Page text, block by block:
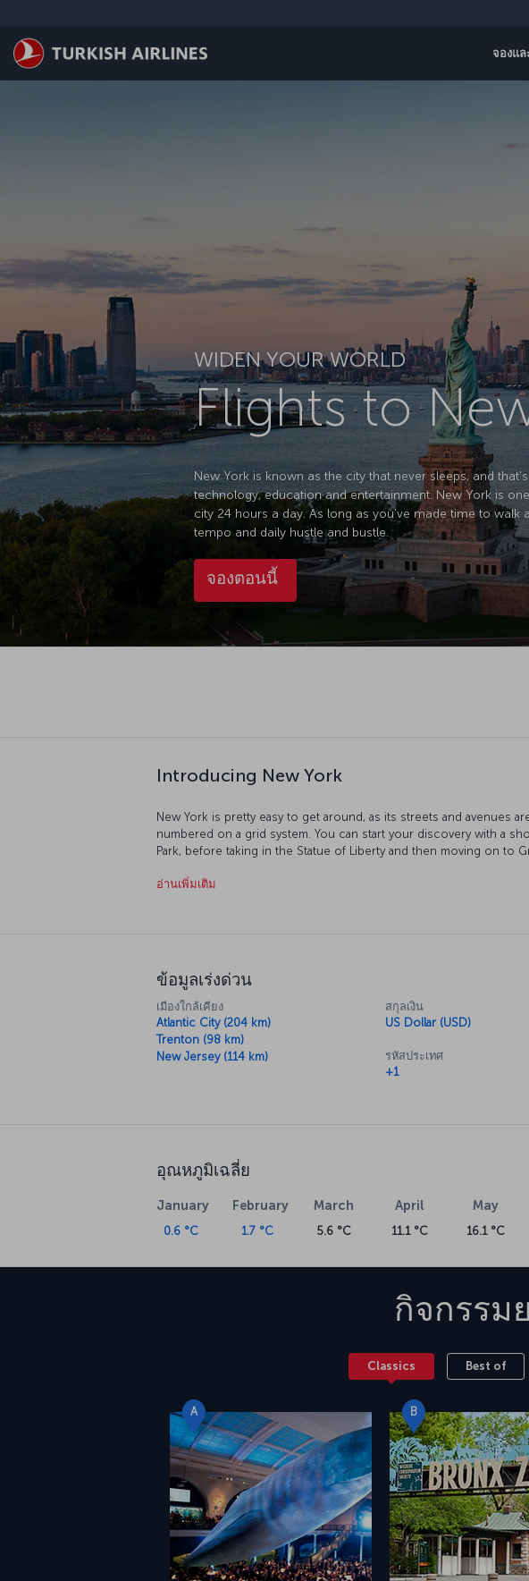
จองแล
WIDEN YOUR WORLD
Flights to
New York is known as the city that never sleeps, and
technology, education and entertainment. New York is
city 24 hours a day. As long as you've made time to walk
tempo and daily hustle and bustle.
จองตอนนี้
Introducing New York
New York is pretty easy to get around, as its streets and avenues
numbered on a grid system. You can start your discovery with a
Park, before taking in the Statue of Liberty and then moving on to
sun set over the Empire State Building as it’s wrapped in hues of
อ่านเพิ่มเติม
ข้อมูลเร่งด่วน
เมืองใกล้เคียง
Atlantic City (204 km)
Trenton (98 km)
New Jersey (114 km)
สกุลเงิน
US Dollar (USD)
รหัสประเทศ
+1
อุณหภูมิเฉลี่ย
January
0.6 °C
February
1.7 °C
March
5.6 °C
April
11.1 °C
May
16.1 °C
กิจกรรม
Classics Best of
A B